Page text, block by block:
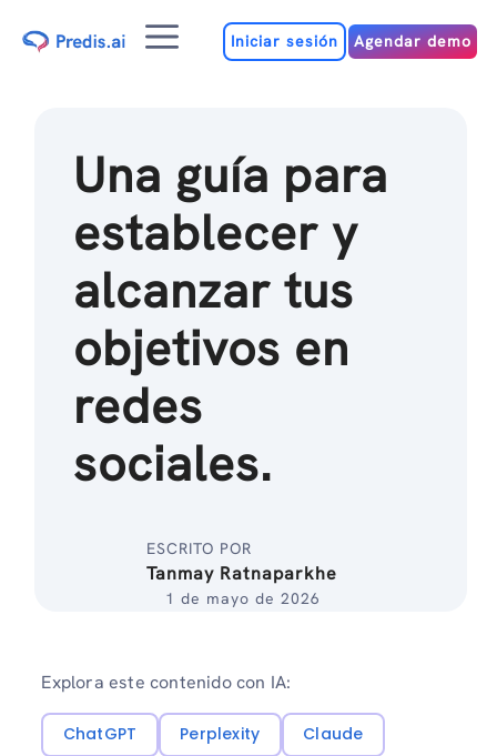
MenúIniciar sesión Agendar demo
Una guía para
establecer y
alcanzar tus
objetivos en
redes
sociales.
ESCRITO POR
Tanmay Ratnaparkhe
1 de mayo de 2026
Explora este contenido con IA:
ChatGPT Perplexity
Claude